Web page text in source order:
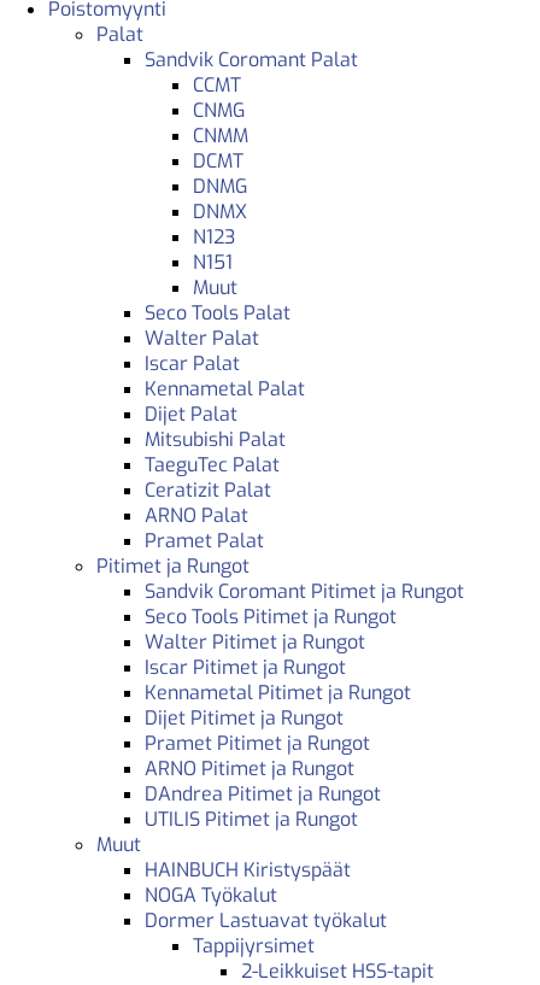
Poistomyynti
Palat
Sandvik Coromant Palat
CCMT
CNMG
CNMM
DCMT
DNMG
DNMX
N123
N151
Muut
Seco Tools Palat
Walter Palat
Iscar Palat
Kennametal Palat
Dijet Palat
Mitsubishi Palat
TaeguTec Palat
Ceratizit Palat
ARNO Palat
Pramet Palat
Pitimet ja Rungot
Sandvik Coromant Pitimet ja Rungot
Seco Tools Pitimet ja Rungot
Walter Pitimet ja Rungot
Iscar Pitimet ja Rungot
Kennametal Pitimet ja Rungot
Dijet Pitimet ja Rungot
Pramet Pitimet ja Rungot
ARNO Pitimet ja Rungot
DAndrea Pitimet ja Rungot
UTILIS Pitimet ja Rungot
Muut
HAINBUCH Kiristyspäät
NOGA Työkalut
Dormer Lastuavat työkalut
Tappijyrsimet
2-Leikkuiset HSS-tapit